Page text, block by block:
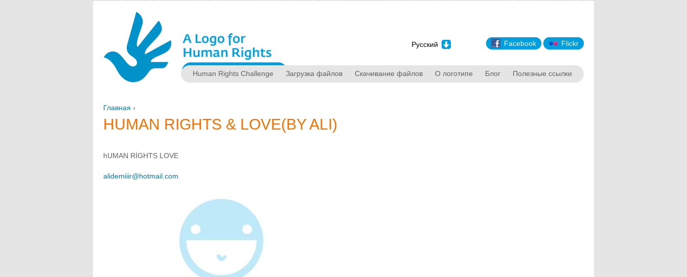
Facebook Flickr
Русский
Human Rights Challenge Загрузка файлов Скачивание файлов О логотипе Блог Полезные ссылки
ВЫ ЗДЕСЬ
Главная ›
HUMAN RIGHTS & LOVE(BY ALI)
hUMAN RİGHTS LOVE
alidemiiir@hotmail.com